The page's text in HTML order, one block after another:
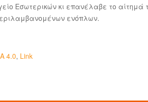
Εσωτερικών κι επανέλαβε το αίτημά
ενόπλων.
4.0, Link